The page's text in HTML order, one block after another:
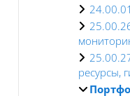
ресурсы,